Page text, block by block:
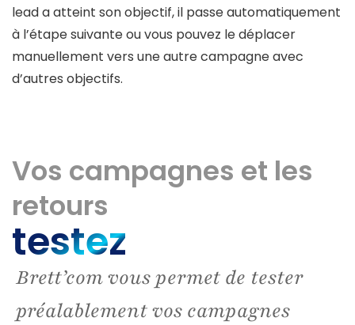
lead a atteint son objectif, il passe automatiquement
à l’étape suivante ou vous pouvez le déplacer
manuellement vers une autre campagne avec
d’autres objectifs.
Vos campagnes et les
retours
testez
Brett’com vous permet de tester
préalablement vos campagnes